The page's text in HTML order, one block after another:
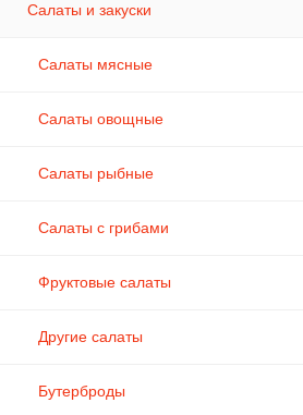
Салаты и закуски
Салаты мясные
Салаты овощные
Салаты рыбные
Салаты с грибами
Фруктовые салаты
Другие салаты
Бутерброды